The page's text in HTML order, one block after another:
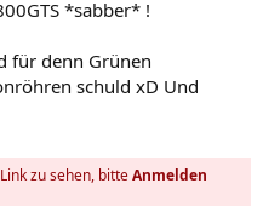
*sabber* !
für denn Grünen
schuld xD Und
zu sehen, bitteAnmelden